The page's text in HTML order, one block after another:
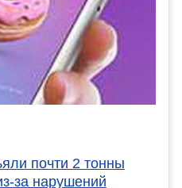
почти 2 тонны
за нарушений